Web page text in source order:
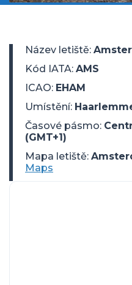
Název letiště:
Kód IATA: AMS
ICAO: EHAM
Umístění:
Časové pásmo:
(GMT+1)
Mapa letiště:
Maps